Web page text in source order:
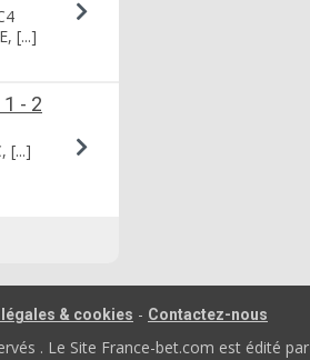
[...]
- 2
[...]
& cookies - Contactez-nous
. Le Site France-bet.com est édité par